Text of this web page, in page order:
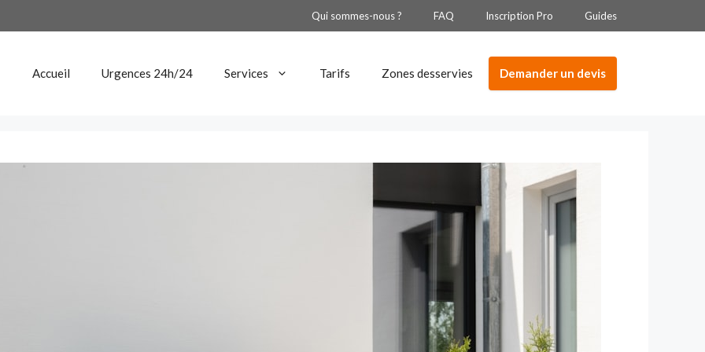
Qui sommes-nous ? FAQ Inscription Pro Guides
Accueil Urgences 24h/24 Services Tarifs Zones desservies Demander un devis